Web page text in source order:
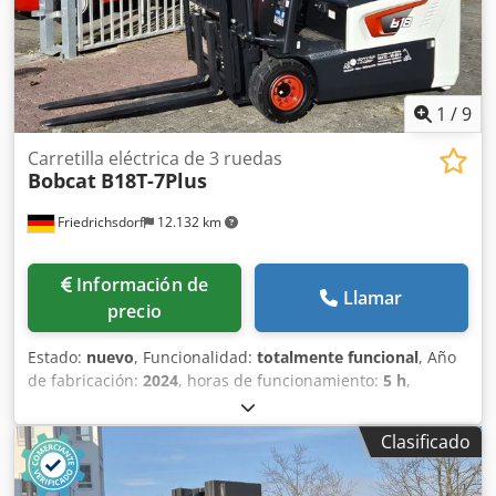
1 /9
Friedrichsdorf 12.132 km
Carretilla eléctrica de 3 ruedas
Bobcat B18T-7Plus
Información de
precio
Llamar
Estado: nuevo, Funcionalidad: totalmente funcional, Año
de fabricación: 2024, horas de funcionamiento: 5 h,
1.800 kg, altura de elevación:
mm, ascensor libre:1.540 mm, tipo de combustible:
eléctrico , tipo de mástil:
, altura de construcción:
2.130 mm, potencia: 6 kW (8,16 CV), anchura del
Clasificado